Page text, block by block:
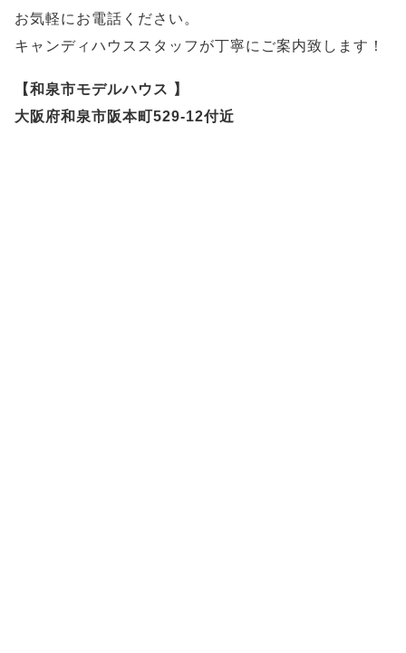
お気軽にお電話ください。
キャンディハウススタッフが丁寧にご案内致します！
【和泉市モデルハウス 】
大阪府和泉市阪本町529-12付近